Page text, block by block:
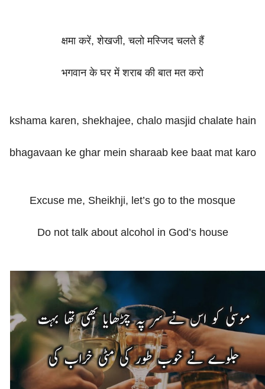
क्षमा करें, शेखजी, चलो मस्जिद चलते हैं
भगवान के घर में शराब की बात मत करो
kshama karen, shekhajee, chalo masjid chalate hain
bhagavaan ke ghar mein sharaab kee baat mat karo
Excuse me, Sheikhji, let’s go to the mosque
Do not talk about alcohol in God’s house